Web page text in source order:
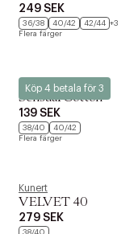
249 SEK
36/38 40/42 42/44 +3
Flera färger
Köp 4 betala för 3
Kunert
Sensual Cotton
139 SEK
38/40
40/42
Flera färger
Kunert
VELVET 40
279 SEK
38/40